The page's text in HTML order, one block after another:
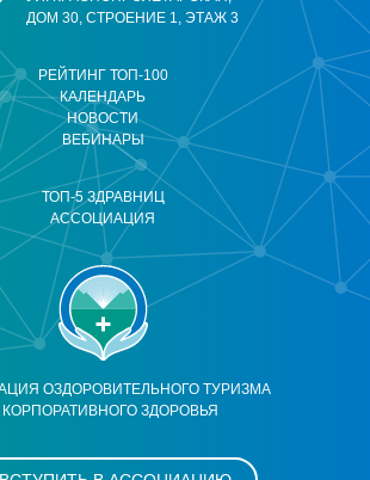
ОЗДОРОВИТЕЛЬНОГО ТУРИЗМА
КОРПОРАТИВНОГО ЗДОРОВЬЯ
РЕЙТИНГ ТОП-100
КАЛЕНДАРЬ
НОВОСТИ
ВЕБИНАРЫ
ТОП-5 ЗДРАВНИЦ
АССОЦИАЦИЯ
ДОМ 30, СТРОЕНИЕ 1, ЭТАЖ 3